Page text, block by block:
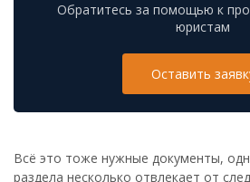
Обратитесь за помощью к
юристам
Оставить
Всё это тоже нужные документы,
раздела несколько отвлекает от